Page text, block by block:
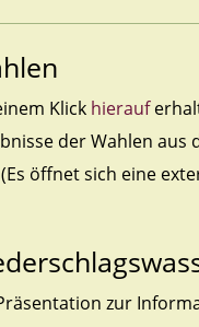
Klick hierauf
der Wahlen aus
öffnet sich eine
zur